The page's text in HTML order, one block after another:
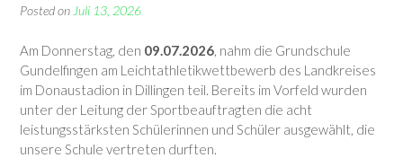
Posted on Juli 13, 2026
Am Donnerstag, den 09.07.2026 , nahm die Grundschule
Gundelfingen am Leichtathletikwettbewerb des Landkreises
im Donaustadion in Dillingen teil. Bereits im Vorfeld wurden
unter der Leitung der Sportbeauftragten die acht
leistungsstärksten Schülerinnen und Schüler ausgewählt, die
unsere Schule vertreten durften.